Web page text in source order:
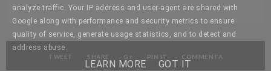
TWEET SHARE G+ PIN IT COMMENTA
analyze traffic. Your IP address and user-agent are shared with
Google along with performance and security metrics to ensure
quality of service, generate usage statistics, and to detect and
address abuse.
LEARN MORE GOT IT